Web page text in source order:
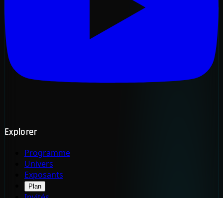
Explorer
Programme
Univers
Exposants
Plan